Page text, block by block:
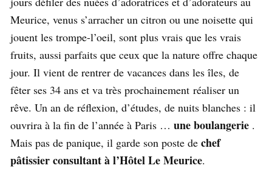
Meurice, venus s’arracher un citron ou une noisette qui
jouent les trompe-l’oeil, sont plus vrais que les vrais
fruits, aussi parfaits que ceux que la nature offre chaque
jour. Il vient de rentrer de vacances dans les îles, de
fêter ses 34 ans et va très prochainement réaliser un
rêve. Un an de réflexion, d’études, de nuits blanches : il
ouvrira à la fin de l’année à Paris … une boulangerie .
Mais pas de panique, il garde son poste de chef
pâtissier consultant à l’Hôtel Le Meurice.